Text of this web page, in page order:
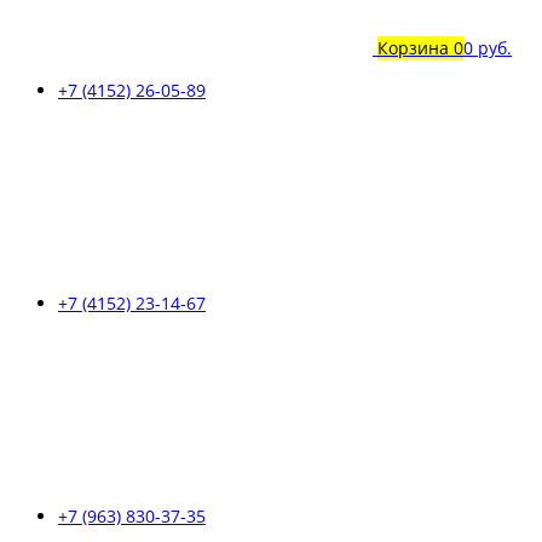
Корзина 00 руб.
+7 (4152) 26-05-89
+7 (4152) 23-14-67
+7 (963) 830-37-35